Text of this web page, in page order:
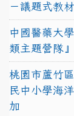
－議題式教
中國醫藥大
類主題營隊』
桃園市蘆竹
民中小學海
加